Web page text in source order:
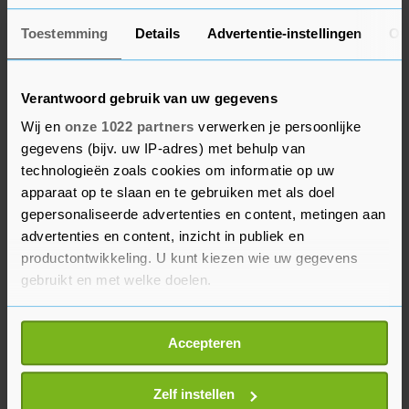
Toestemming Details Advertentie-instellingen
Verantwoord gebruik van uw gegevens
Wij en onze 1022 partners verwerken je persoonlijke
gegevens (bijv. uw IP-adres) met behulp van
technologieën zoals cookies om informatie op uw
apparaat op te slaan en te gebruiken met als doel
gepersonaliseerde advertenties en content, metingen aan
advertenties en content, inzicht in publiek en
productontwikkeling. U kunt kiezen wie uw gegevens
gebruikt en met welke doelen.
Als u het toestaat, willen we ook graag:
Informatie verzamelen over uw geografische
locatie, die tot een paar meter nauwkeurig kan zijn
Uw apparaat identificeren door het actief te
Accepteren
Zelf instellen
Een bron bij de onderhandelingen wijst tegenover
over 'loss and damage', het vergoeden van
klimaatgerelateerde schade. Daarover is de hele
top al veel discussie. Ontwikkelingslanden eisen
concrete stappen, de Verenigde Staten zijn
terughoudend.
De Europese Unie wil net als de VS niet dat op
deze top een speciaal mechanisme wordt
ingesteld, maar is wel bereid die mogelijkheid
voor de toekomst open te houden. Volgens de
bron kan deze discussie zaterdag bepalend
worden voor de vraag of er een akkoord komt.